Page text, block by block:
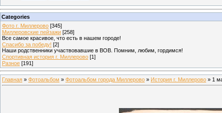
Categories
Фото г. Миллерово [345]
Миллеровские пейзажи [258]
Все самое красивое, что есть в нашем городе!
Спасибо за победу! [2]
Наши родственники участвовавшие в ВОВ. Помним, любим, гордимся!
Спортивная история г. Миллерово [1]
Разное [191]
Главная » Фотоальбом » Фотоальбом города Миллерово » История г. Миллерово » 1